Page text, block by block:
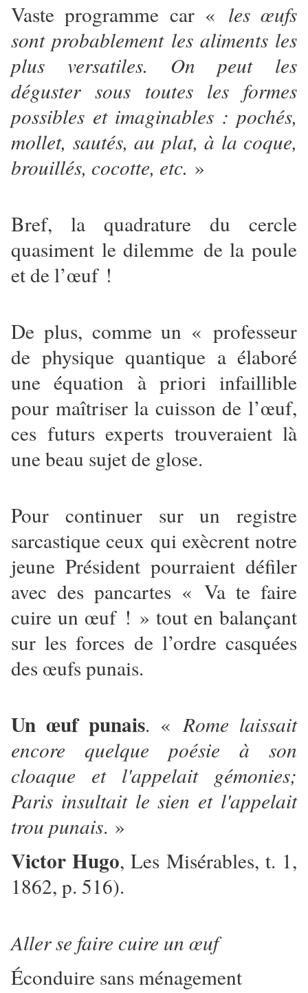
Vaste programme car « les œufs
sont probablement les aliments les
plus versatiles. On peut les
déguster sous toutes les formes
possibles et imaginables : pochés,
mollet, sautés, au plat, à la coque,
brouillés, cocotte, etc. »
Bref, la quadrature du cercle
quasiment le dilemme de la poule
et de l’œuf !
De plus, comme un « professeur
de physique quantique a élaboré
une équation à priori infaillible
pour maîtriser la cuisson de l’œuf,
ces futurs experts trouveraient là
une beau sujet de glose.
Pour continuer sur un registre
sarcastique ceux qui exècrent notre
jeune Président pourraient défiler
avec des pancartes « Va te faire
cuire un œuf ! » tout en balançant
sur les forces de l’ordre casquées
des œufs punais.
Un œuf punais. «Rome laissait
encore quelque poésie à son
cloaque et l'appelait gémonies;
Paris insultait le sien et l'appelait
trou punais. »
Victor Hugo, Les Misérables, t. 1,
1862, p. 516).
Aller se faire cuire un œuf
Éconduire sans ménagement